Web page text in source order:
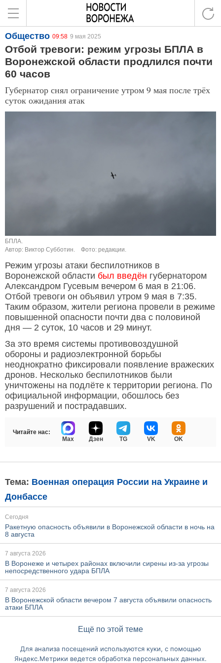
Общество 09:58 9 мая 2025
Отбой тревоги: режим угрозы БПЛА в
Воронежской области продлился почти
60 часов
Губернатор снял ограничение утром 9 мая после трёх
суток ожидания атак
БПЛА.
Автор: Виктор Субботин.
Фото: редакции.
Режим угрозы атаки беспилотников в
Воронежской области был введён губернатором
Александром Гусевым вечером 6 мая в 21:06.
Отбой тревоги он объявил утром 9 мая в 7:35.
Таким образом, жители региона провели в режиме
повышенной опасности почти два с половиной
дня — 2 суток, 10 часов и 29 минут.
За это время системы противовоздушной
обороны и радиоэлектронной борьбы
неоднократно фиксировали появление вражеских
дронов. Несколько беспилотников были
уничтожены на подлёте к территории региона. По
официальной информации, обошлось без
разрушений и пострадавших.
Читайте нас:
Max
Дзен TG VK OK
Тема: Военная операция России на Украине и
Донбассе
Сегодня
Ракетную опасность объявили в Воронежской области в ночь на
8 августа
7 августа 2026
В Воронеже и четырех районах включили сирены из-за угрозы
непосредственного удара БПЛА
7 августа 2026
В Воронежской области вечером 7 августа объявили опасность
атаки БПЛА
Ещё по этой теме
Перейти на полную версию сайта
Для анализа посещений используются куки, с помощью
Яндекс.Метрики ведется обработка персональных данных.